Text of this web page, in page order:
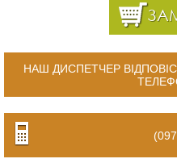
НАШ ДИСПЕТЧЕР